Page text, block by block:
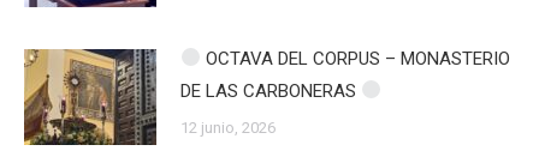
OCTAVA DEL CORPUS – MONASTERIO
DE LAS CARBONERAS
12 junio, 2026